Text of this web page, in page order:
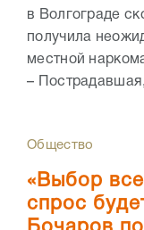
в Волгограде
получила
местной
–
Общество
«Выбор
спрос